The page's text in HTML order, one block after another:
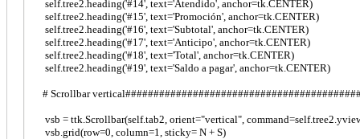
self.tree2.heading('#14', text='Atendido', anchor=tk.CENTER)
self.tree2.heading('#15', text='Promoción', anchor=tk.CENTER)
self.tree2.heading('#16', text='Subtotal', anchor=tk.CENTER)
self.tree2.heading('#17', text='Anticipo', anchor=tk.CENTER)
self.tree2.heading('#18', text='Total', anchor=tk.CENTER)
self.tree2.heading('#19', text='Saldo a pagar', anchor=tk.CENTER)
# Scrollbar
vsb = ttk.Scrollbar(self.tab2, orient="vertical",
vsb.grid(row=0, column=1, sticky= N + S)